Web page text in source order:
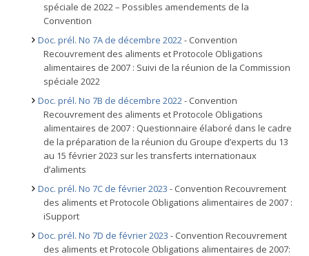
spéciale de 2022 – Possibles amendements de la
Convention
Doc. prél. No 7A de décembre 2022- Convention
Recouvrement des aliments et Protocole Obligations
alimentaires de 2007 : Suivi de la réunion de la Commission
spéciale 2022
Doc. prél. No 7B de décembre 2022- Convention
Recouvrement des aliments et Protocole Obligations
alimentaires de 2007 : Questionnaire élaboré dans le cadre
de la préparation de la réunion du Groupe d’experts du 13
au 15 février 2023 sur les transferts internationaux
d’aliments
Doc. prél. No 7C de février 2023 - Convention Recouvrement
des aliments et Protocole Obligations alimentaires de 2007 :
iSupport
Doc. prél. No 7D de février 2023 - Convention Recouvrement
des aliments et Protocole Obligations alimentaires de 2007: